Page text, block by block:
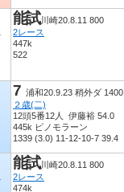
能試川崎20.8.11 800
2レース
447k
522
7 浦和20.9.23 稍外ダ 1400
２歳(二)
12頭5番12人 伊藤裕 54.0
445k ピノモラーン
1339 (3.0) 11-12-10-7 39.4
能試川崎20.8.11 800
2レース
474k